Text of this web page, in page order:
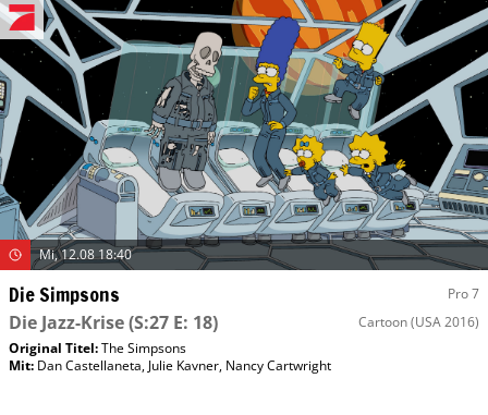
Mi, 12.08 18:40
Die Simpsons Pro 7
Die Jazz-Krise(S:27 E: 18) Cartoon(USA 2016)
Original Titel:The Simpsons
Mit: Dan Castellaneta, Julie Kavner, Nancy Cartwright